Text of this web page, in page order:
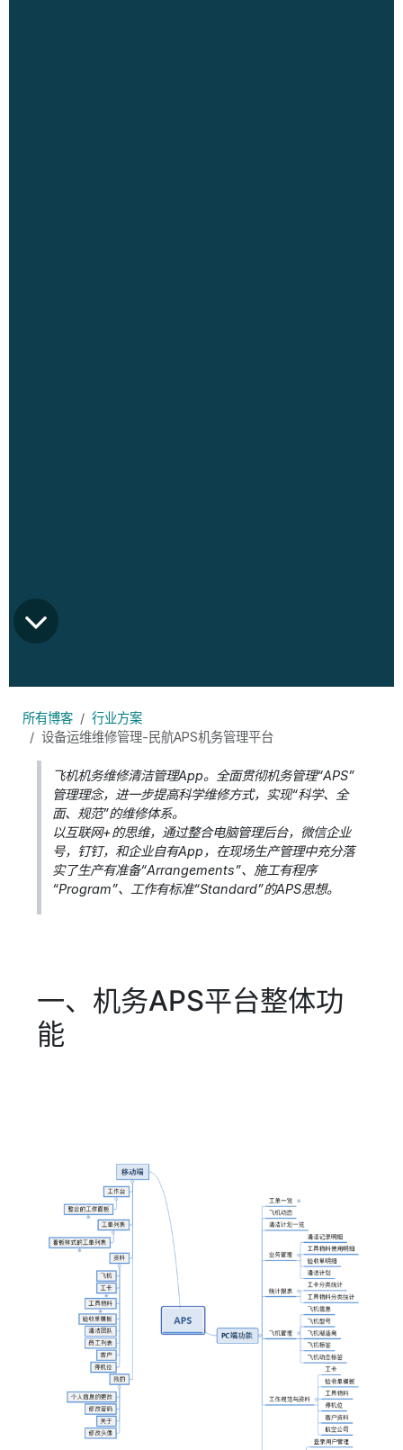
所有博客
行业方案
设备运维维修管理-民航APS机务管理平台
飞机机务维修清洁管理App。全面贯彻机务管理“APS”
管理理念，进一步提高科学维修方式，实现“科学、全
面、规范”的维修体系。
以互联网+的思维，通过整合电脑管理后台，微信企业
号，钉钉，和企业自有App，在现场生产管理中充分落
实了生产有准备“Arrangements”、施工有程序
“Program”、工作有标准“Standard”的APS思想。
一、机务APS平台整体功
能